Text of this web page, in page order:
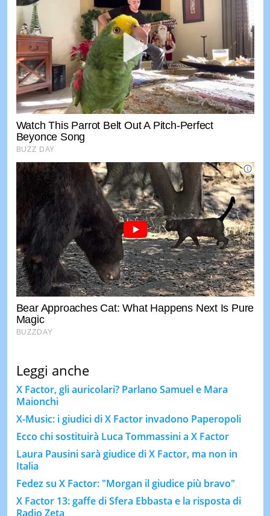
Leggi anche
X Factor, gli auricolari? Parlano Samuel e Mara
Maionchi
X-Music: i giudici di X Factor invadono Paperopoli
Ecco chi sostituirà Luca Tommassini a X Factor
Laura Pausini sarà giudice di X Factor, ma non in
Italia
Fedez su X Factor: "Morgan il giudice più bravo"
X Factor 13: gaffe di Sfera Ebbasta e la risposta di
Radio Zeta